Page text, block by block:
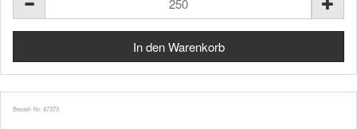
Bestell-Nr. 47373